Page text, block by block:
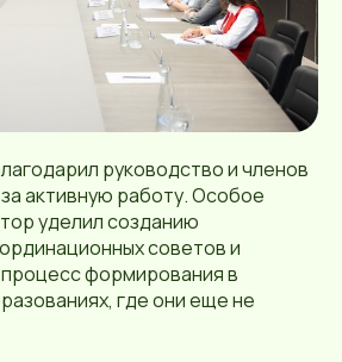
руководство и членов
активную работу. Особое
уделил созданию
советов и
формирования в
где они еще не